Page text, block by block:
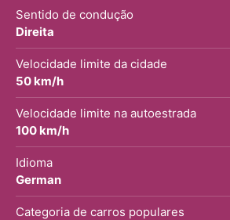
Sentido de condução
Direita
Velocidade limite da cidade
50 km/h
Velocidade limite na autoestrada
100 km/h
Idioma
German
Categoria de carros populares